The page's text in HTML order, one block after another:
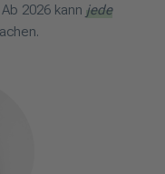
2026 kann jede